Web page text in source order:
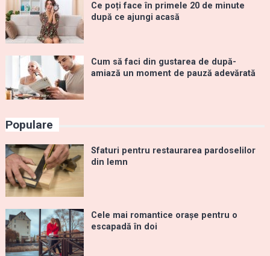
Ce poți face în primele 20 de minute
după ce ajungi acasă
Cum să faci din gustarea de după-
amiază un moment de pauză adevărată
Populare
Sfaturi pentru restaurarea pardoselilor
din lemn
Cele mai romantice orașe pentru o
escapadă în doi